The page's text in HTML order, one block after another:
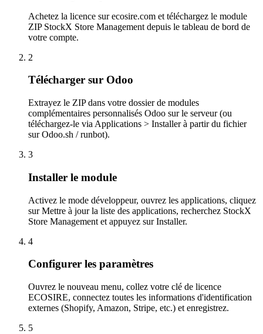
Achetez la licence sur ecosire.com et téléchargez le module
ZIP StockX Store Management depuis le tableau de bord de
votre compte.
2
Télécharger sur Odoo
Extrayez le ZIP dans votre dossier de modules
complémentaires personnalisés Odoo sur le serveur (ou
téléchargez-le via Applications > Installer à partir du fichier
sur Odoo.sh / runbot).
3
Installer le module
Activez le mode développeur, ouvrez les applications, cliquez
sur Mettre à jour la liste des applications, recherchez StockX
Store Management et appuyez sur Installer.
4
Configurer les paramètres
Ouvrez le nouveau menu, collez votre clé de licence
ECOSIRE, connectez toutes les informations d'identification
externes (Shopify, Amazon, Stripe, etc.) et enregistrez.
5